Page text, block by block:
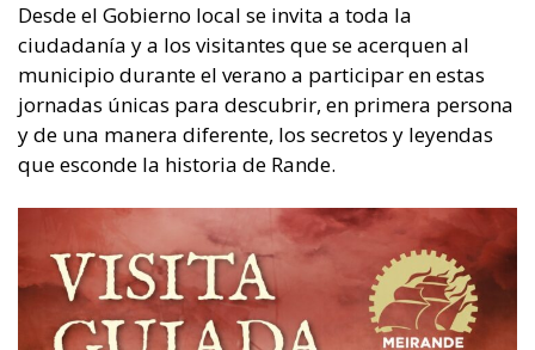
Desde el Gobierno local se invita a toda la
ciudadanía y a los visitantes que se acerquen al
municipio durante el verano a participar en estas
jornadas únicas para descubrir, en primera persona
y de una manera diferente, los secretos y leyendas
que esconde la historia de Rande.